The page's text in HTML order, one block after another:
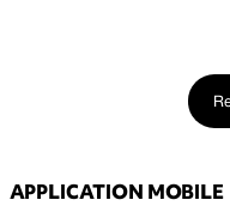
APPLICATION MOBILE